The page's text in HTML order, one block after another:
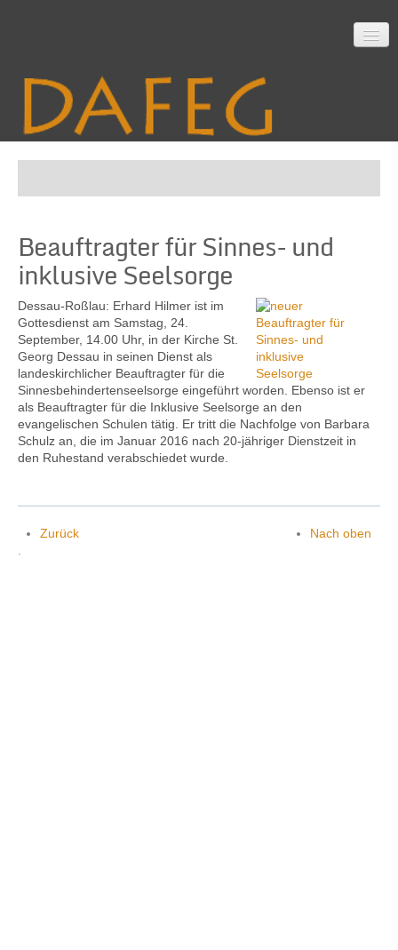
Mitarbeit
Material
Themen
Kontakt
Beauftragter für Sinnes- und
inklusive Seelsorge
Dessau-Roßlau: Erhard Hilmer ist im
Gottesdienst am Samstag, 24.
September, 14.00 Uhr, in der Kirche St.
Georg Dessau in seinen Dienst als
landeskirchlicher Beauf­tragter für die
Sinnes­behinderten­seelsorge eingeführt worden. Ebenso ist er
als Beauftragter für die Inklusive Seelsorge an den
evangelischen Schulen tätig. Er tritt die Nachfolge von Barbara
Schulz an, die im Januar 2016 nach 20-jähriger Dienstzeit in
den Ruhestand verabschiedet wurde.
Zurück
Nach oben